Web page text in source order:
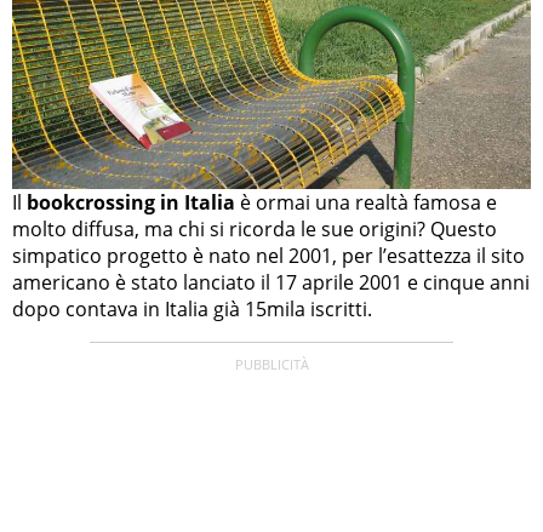
Il bookcrossing in Italia è ormai una realtà famosa e
molto diffusa, ma chi si ricorda le sue origini? Questo
simpatico progetto è nato nel 2001, per l’esattezza il sito
americano è stato lanciato il 17 aprile 2001 e cinque anni
dopo contava in Italia già 15mila iscritti.